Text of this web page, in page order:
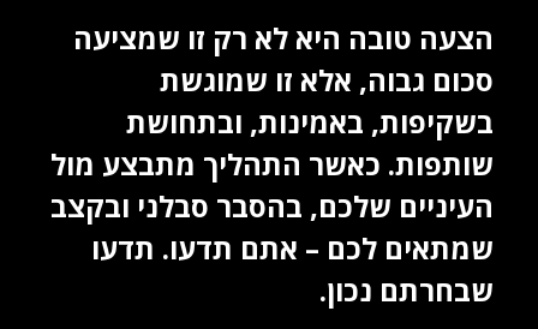
הצעה טובה היא לא רק זו שמציעה
סכום גבוה, אלא זו שמוגשת
בשקיפות, באמינות, ובתחושת
שותפות. כאשר התהליך מתבצע מול
העיניים שלכם, בהסבר סבלני ובקצב
שמתאים לכם – אתם תדעו. תדעו
שבחרתם נכון.